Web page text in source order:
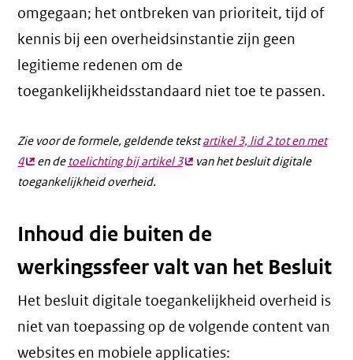
omgegaan; het ontbreken van prioriteit, tijd of
kennis bij een overheidsinstantie zijn geen
legitieme redenen om de
toegankelijkheidsstandaard niet toe te passen.
Zie voor de formele, geldende tekstartikel 3, lid 2 tot en met
4(externe
link)
en de toelichting bij artikel 3(externe
van het besluit digitale
toegankelijkheid overheid.
Inhoud die buiten de
werkingssfeer valt van het Besluit
Het besluit digitale toegankelijkheid overheid is
niet van toepassing op de volgende content van
websites en mobiele applicaties: